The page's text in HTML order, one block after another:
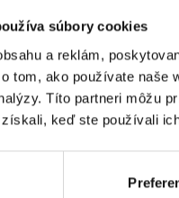
súbory cookies
a reklám,
tom, ako používate naše
Títo partneri môžu
keď ste používali
(šírka hornej medzery